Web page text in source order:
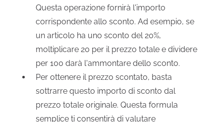
Questa operazione fornirà l'importo
corrispondente allo sconto. Ad esempio, se
un articolo ha uno sconto del 20%,
moltiplicare 20 per il prezzo totale e dividere
per 100 darà l'ammontare dello sconto.
Per ottenere il prezzo scontato, basta
sottrarre questo importo di sconto dal
prezzo totale originale. Questa formula
semplice ti consentirà di valutare